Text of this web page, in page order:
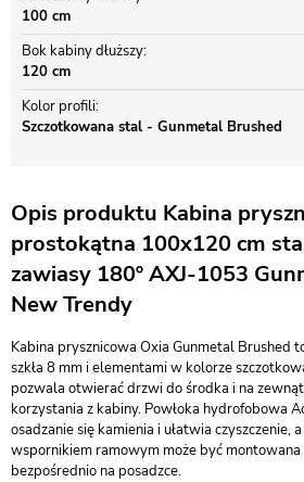
100 cm
Bok kabiny dłuższy
120 cm
Kolor profili
Szczotkowana stal - Gunmetal Brushed
Opis produktu Kabina
prostokątna 100x120 cm
zawiasy 180º AXJ-1053
New Trendy
Kabina prysznicowa Oxia Gunmetal Brushed
szkła 8 mm i elementami w kolorze
pozwala otwierać drzwi do środka i na
korzystania z kabiny. Powłoka hydrofobowa
osadzanie się kamienia i ułatwia czyszczenie,
wspornikiem ramowym może być
bezpośrednio na posadzce.